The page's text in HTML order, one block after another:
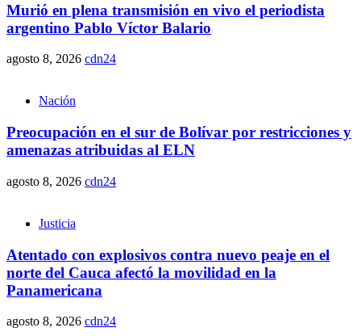
Murió en plena transmisión en vivo el periodista
argentino Pablo Víctor Balario
agosto 8, 2026 cdn24
Nación
Preocupación en el sur de Bolívar por restricciones y
amenazas atribuidas al ELN
agosto 8, 2026 cdn24
Justicia
Atentado con explosivos contra nuevo peaje en el
norte del Cauca afectó la movilidad en la
Panamericana
agosto 8, 2026 cdn24